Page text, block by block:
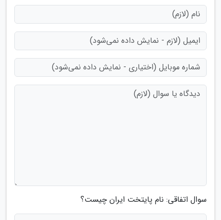
سوال اتفاقی: نام پایتخت ایران چیست؟